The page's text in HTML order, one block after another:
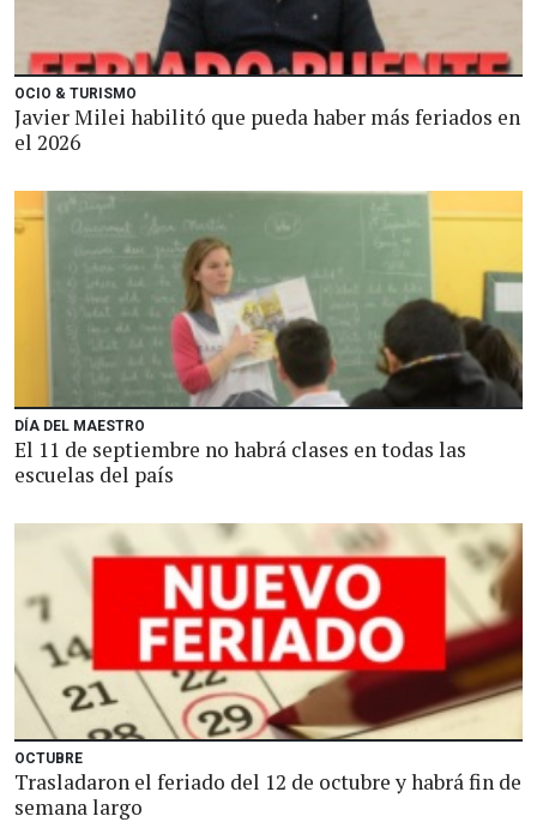
OCIO & TURISMO
Javier Milei habilitó que pueda haber más feriados en
el 2026
DÍA DEL MAESTRO
El 11 de septiembre no habrá clases en todas las
escuelas del país
OCTUBRE
Trasladaron el feriado del 12 de octubre y habrá fin de
semana largo